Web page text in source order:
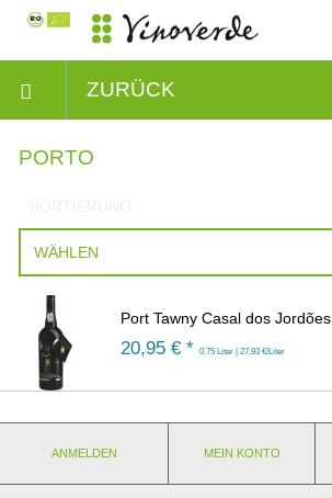
ZURÜCK
PORTO
WÄHLEN
Port Tawny Casal dos Jordões
20,95 € * 0.75 Liter | 27,93 €/Liter
ANMELDEN MEIN KONTO